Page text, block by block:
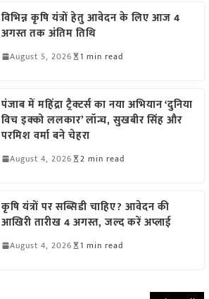
विभिन्न कृषि यंत्रों हेतु आवेदन के लिए आज 4
अगस्त तक अंतिम तिथि
August 5, 2026 1 min read
पंजाब में महिंद्रा ट्रैक्टर्स का नया अभियान ‘दुनिया
विच इक्को ललकार’ लॉन्च, सुखबीर सिंह और
परमिश वर्मा बने चेहरा
August 4, 2026 2 min read
कृषि यंत्रों पर सब्सिडी चाहिए? आवेदन की
आखिरी तारीख 4 अगस्त, जल्द करें अप्लाई
August 4, 2026 1 min read